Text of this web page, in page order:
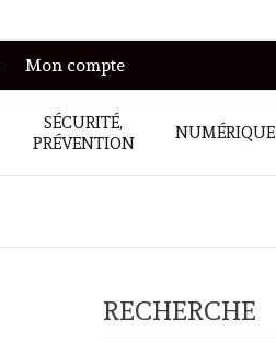
Mon compte
SÉCURITÉ,
PRÉVENTION
NUMÉRIQUE
RECHERCHE